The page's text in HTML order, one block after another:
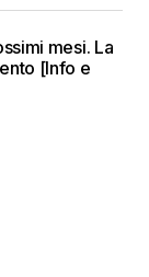
mesi. La
[Info e